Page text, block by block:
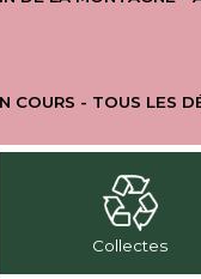
COURS - TOUS LES
Collectes